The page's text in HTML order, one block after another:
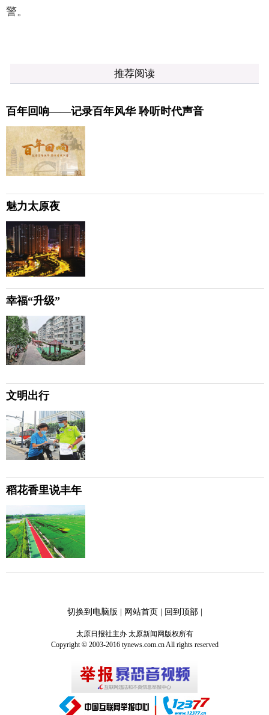
警。
推荐阅读
百年回响——记录百年风华 聆听时代声音
魅力太原夜
幸福“升级”
文明出行
稻花香里说丰年
切换到电脑版 | 网站首页| 回到顶部|
太原日报社主办 太原新闻网版权所有
Copyright © 2003-2016 tynews.com.cn All rights reserved